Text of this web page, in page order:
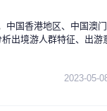
中国香港地区、中国澳
出境游人群特征、出游
2023-05-